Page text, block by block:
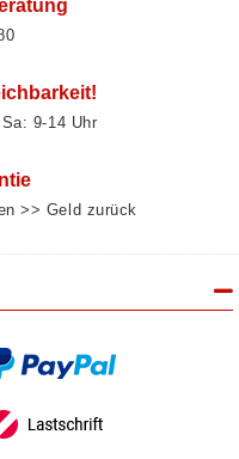
9‑14 Uhr
>> Geld zurück